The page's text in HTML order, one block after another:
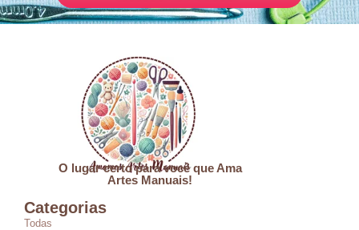
O lugar certo para você que Ama
Artes Manuais!
Categorias
Todas